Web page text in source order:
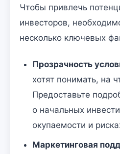
Чтобы привлечь
инвесторов,
несколько ключевых
Прозрачность
хотят понимать, на
Предоставьте
о начальных
окупаемости и
Маркетинговая